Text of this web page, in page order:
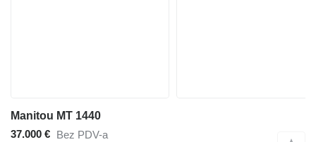
Manitou MT 1440
37.000 € Bez PDV-a